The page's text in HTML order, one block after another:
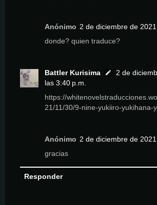
Anónimo 2 de diciembre de
donde? quien traduce?
Battler Kurisima
2 de
las 3:40 p.m.
https://
21/11/30/9-nine-yukiiro-yukihana-
Anónimo 2 de diciembre de
gracias
Responder